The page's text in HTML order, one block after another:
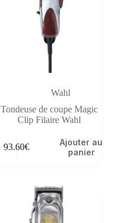
Wahl
Tondeuse de coupe Magic
Clip Filaire Wahl
93.60€
Ajouter au
panier